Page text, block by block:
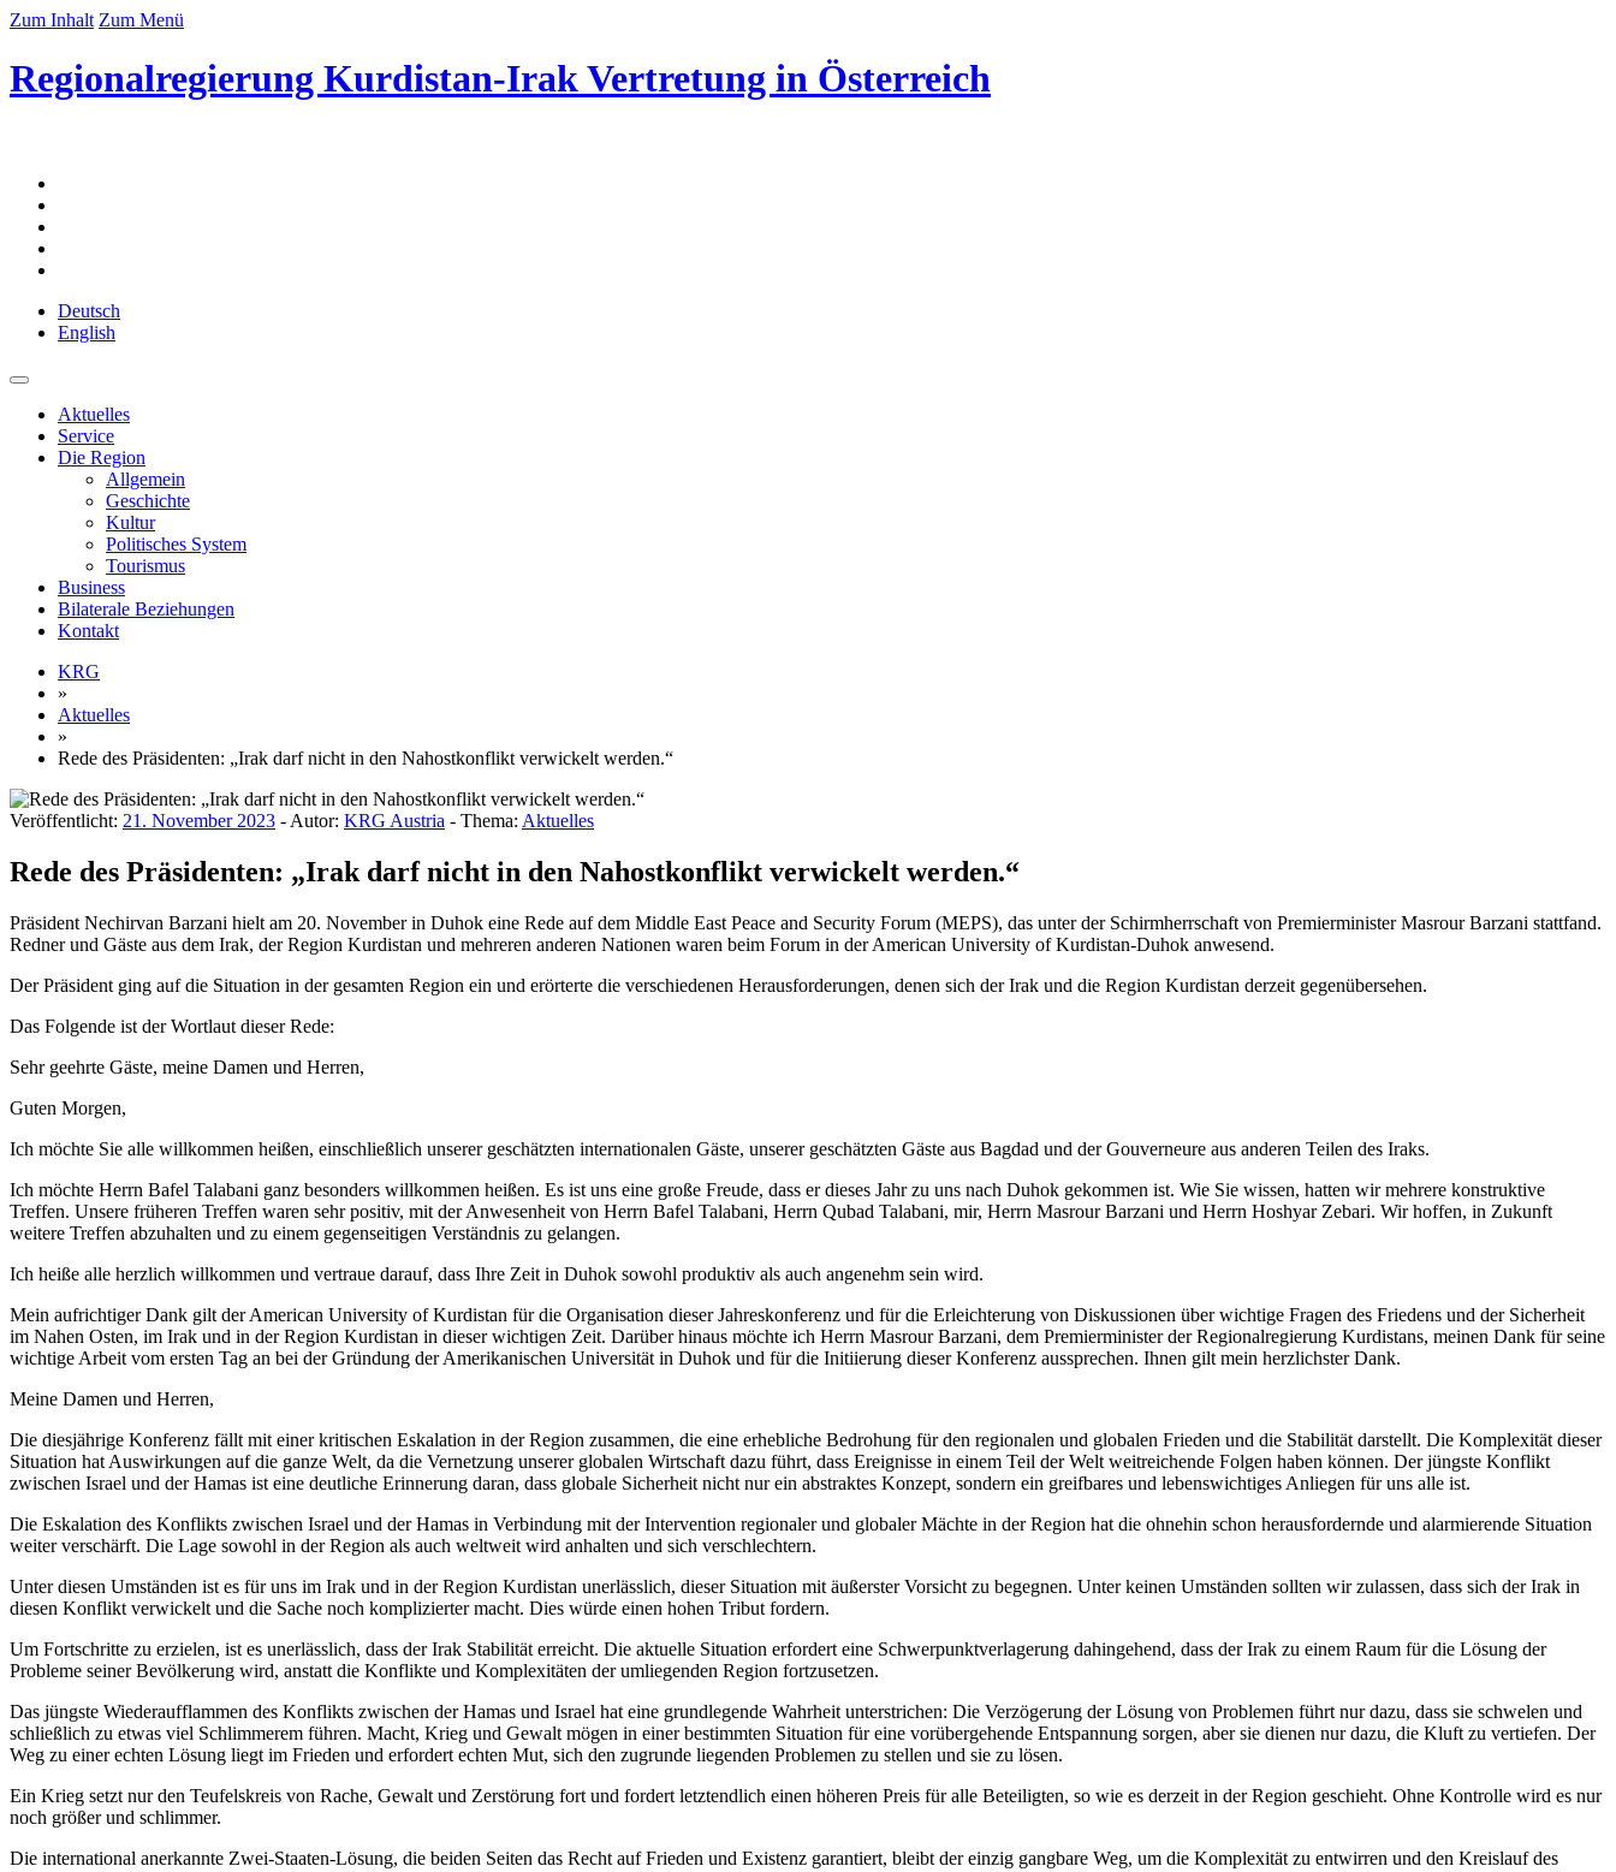
Zum Inhalt Zum Menü
Regionalregierung Kurdistan-Irak Vertretung in Österreich
Deutsch
English
Aktuelles
Service
Die Region
Allgemein
Geschichte
Kultur
Politisches System
Tourismus
Business
Bilaterale Beziehungen
Kontakt
KRG
»
Aktuelles
»
Rede des Präsidenten: „Irak darf nicht in den Nahostkonflikt verwickelt werden.“
Veröffentlicht: 21. November 2023 - Autor: KRG Austria - Thema: Aktuelles
Rede des Präsidenten: „Irak darf nicht in den Nahostkonflikt verwickelt werden.“
Präsident Nechirvan Barzani hielt am 20. November in Duhok eine Rede auf dem Middle East Peace and Security Forum (MEPS), das unter der Schirmherrschaft von Premierminister Masrour Barzani stattfand.
Redner und Gäste aus dem Irak, der Region Kurdistan und mehreren anderen Nationen waren beim Forum in der American University of Kurdistan-Duhok anwesend.
Der Präsident ging auf die Situation in der gesamten Region ein und erörterte die verschiedenen Herausforderungen, denen sich der Irak und die Region Kurdistan derzeit gegenübersehen.
Das Folgende ist der Wortlaut dieser Rede:
Sehr geehrte Gäste, meine Damen und Herren,
Guten Morgen,
Ich möchte Sie alle willkommen heißen, einschließlich unserer geschätzten internationalen Gäste, unserer geschätzten Gäste aus Bagdad und der Gouverneure aus anderen Teilen des Iraks.
Ich möchte Herrn Bafel Talabani ganz besonders willkommen heißen. Es ist uns eine große Freude, dass er dieses Jahr zu uns nach Duhok gekommen ist. Wie Sie wissen, hatten wir mehrere konstruktive
Treffen. Unsere früheren Treffen waren sehr positiv, mit der Anwesenheit von Herrn Bafel Talabani, Herrn Qubad Talabani, mir, Herrn Masrour Barzani und Herrn Hoshyar Zebari. Wir hoffen, in Zukunft
weitere Treffen abzuhalten und zu einem gegenseitigen Verständnis zu gelangen.
Ich heiße alle herzlich willkommen und vertraue darauf, dass Ihre Zeit in Duhok sowohl produktiv als auch angenehm sein wird.
Mein aufrichtiger Dank gilt der American University of Kurdistan für die Organisation dieser Jahreskonferenz und für die Erleichterung von Diskussionen über wichtige Fragen des Friedens und der Sicherheit
im Nahen Osten, im Irak und in der Region Kurdistan in dieser wichtigen Zeit. Darüber hinaus möchte ich Herrn Masrour Barzani, dem Premierminister der Regionalregierung Kurdistans, meinen Dank für seine
wichtige Arbeit vom ersten Tag an bei der Gründung der Amerikanischen Universität in Duhok und für die Initiierung dieser Konferenz aussprechen. Ihnen gilt mein herzlichster Dank.
Meine Damen und Herren,
Die diesjährige Konferenz fällt mit einer kritischen Eskalation in der Region zusammen, die eine erhebliche Bedrohung für den regionalen und globalen Frieden und die Stabilität darstellt. Die Komplexität dieser
Situation hat Auswirkungen auf die ganze Welt, da die Vernetzung unserer globalen Wirtschaft dazu führt, dass Ereignisse in einem Teil der Welt weitreichende Folgen haben können. Der jüngste Konflikt
zwischen Israel und der Hamas ist eine deutliche Erinnerung daran, dass globale Sicherheit nicht nur ein abstraktes Konzept, sondern ein greifbares und lebenswichtiges Anliegen für uns alle ist.
Die Eskalation des Konflikts zwischen Israel und der Hamas in Verbindung mit der Intervention regionaler und globaler Mächte in der Region hat die ohnehin schon herausfordernde und alarmierende Situation
weiter verschärft. Die Lage sowohl in der Region als auch weltweit wird anhalten und sich verschlechtern.
Unter diesen Umständen ist es für uns im Irak und in der Region Kurdistan unerlässlich, dieser Situation mit äußerster Vorsicht zu begegnen. Unter keinen Umständen sollten wir zulassen, dass sich der Irak in
diesen Konflikt verwickelt und die Sache noch komplizierter macht. Dies würde einen hohen Tribut fordern.
Um Fortschritte zu erzielen, ist es unerlässlich, dass der Irak Stabilität erreicht. Die aktuelle Situation erfordert eine Schwerpunktverlagerung dahingehend, dass der Irak zu einem Raum für die Lösung der
Probleme seiner Bevölkerung wird, anstatt die Konflikte und Komplexitäten der umliegenden Region fortzusetzen.
Das jüngste Wiederaufflammen des Konflikts zwischen der Hamas und Israel hat eine grundlegende Wahrheit unterstrichen: Die Verzögerung der Lösung von Problemen führt nur dazu, dass sie schwelen und
schließlich zu etwas viel Schlimmerem führen. Macht, Krieg und Gewalt mögen in einer bestimmten Situation für eine vorübergehende Entspannung sorgen, aber sie dienen nur dazu, die Kluft zu vertiefen. Der
Weg zu einer echten Lösung liegt im Frieden und erfordert echten Mut, sich den zugrunde liegenden Problemen zu stellen und sie zu lösen.
Ein Krieg setzt nur den Teufelskreis von Rache, Gewalt und Zerstörung fort und fordert letztendlich einen höheren Preis für alle Beteiligten, so wie es derzeit in der Region geschieht. Ohne Kontrolle wird es nur
noch größer und schlimmer.
Die international anerkannte Zwei-Staaten-Lösung, die beiden Seiten das Recht auf Frieden und Existenz garantiert, bleibt der einzig gangbare Weg, um die Komplexität zu entwirren und den Kreislauf des